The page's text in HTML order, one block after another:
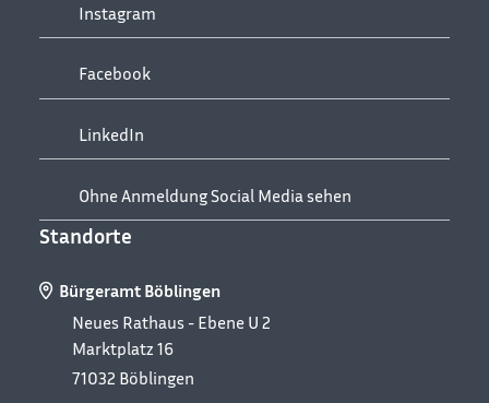
Instagram
Facebook
LinkedIn
Ohne Anmeldung Social Media sehen
Standorte
Bürgeramt Böblingen
Neues Rathaus - Ebene U 2
Marktplatz 16
71032 Böblingen